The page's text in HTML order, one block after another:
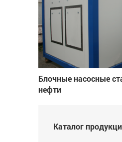
Блочные насосные
нефти
Каталог